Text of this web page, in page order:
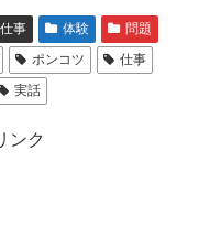
仕事 体験
問題
ポンコツ
仕事
実話
ンク